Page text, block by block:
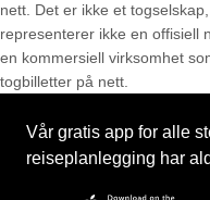
nett. Det er ikke et
representerer ikke en offisiell
en kommersiell virksomhet
togbilletter på nett.
Vår gratis app for alle
reiseplanlegging har